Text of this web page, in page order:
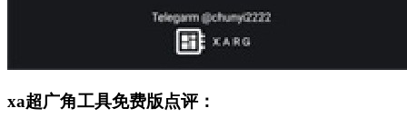
xa超广角工具免费版点评：